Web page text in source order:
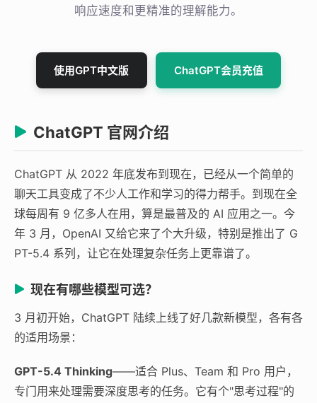
响应速度和更精准的理解能力。
使用GPT中文版 ChatGPT会员充值
ChatGPT 官网介绍
ChatGPT 从 2022 年底发布到现在，已经从一个简单的
聊天工具变成了不少人工作和学习的得力帮手。到现在全
球每周有 9 亿多人在用，算是最普及的 AI 应用之一。今
年 3 月，OpenAI 又给它来了个大升级，特别是推出了 G
PT-5.4 系列，让它在处理复杂任务上更靠谱了。
现在有哪些模型可选？
3 月初开始，ChatGPT 陆续上线了好几款新模型，各有各
的适用场景：
GPT-5.4 Thinking——适合 Plus、Team 和 Pro 用户，
专门用来处理需要深度思考的任务。它有个"思考过程"的